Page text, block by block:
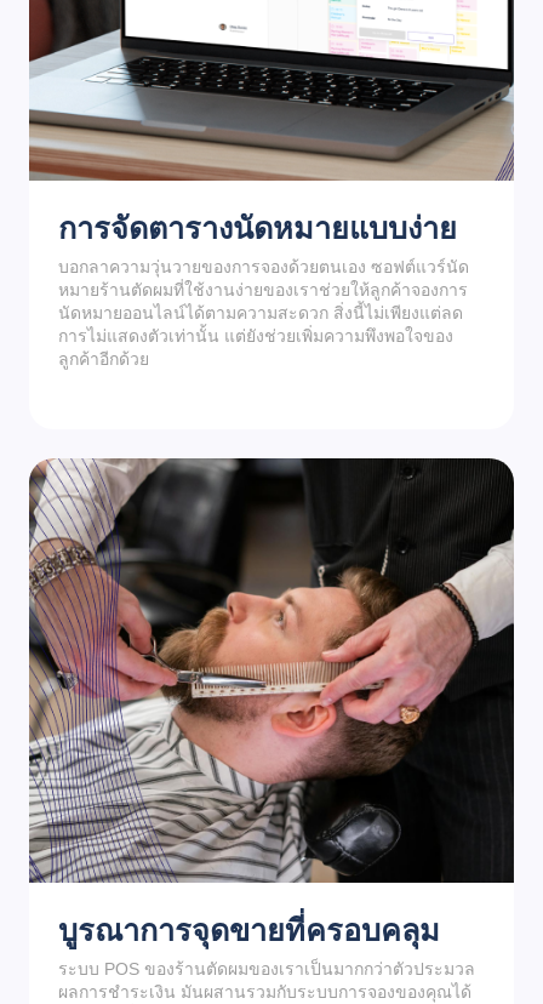
การจัดตารางนัดหมายแบบง่าย
บอกลาความวุ่นวายของการจองด้วยตนเอง ซอฟต์แวร์นัด
หมายร้านตัดผมที่ใช้งานง่ายของเราช่วยให้ลูกค้าจองการ
นัดหมายออนไลน์ได้ตามความสะดวก สิ่งนี้ไม่เพียงแต่ลด
การไม่แสดงตัวเท่านั้น แต่ยังช่วยเพิ่มความพึงพอใจของ
ลูกค้าอีกด้วย
บูรณาการจุดขายที่ครอบคลุม
ระบบ POS ของร้านตัดผมของเราเป็นมากกว่าตัวประมวล
ผลการชำระเงิน มันผสานรวมกับระบบการจองของคุณได้